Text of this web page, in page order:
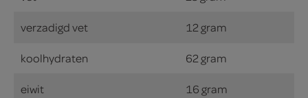
verzadigd vet 12 gram
koolhydraten 62 gram
eiwit 16 gram